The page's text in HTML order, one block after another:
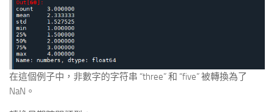
在這個例子中，非數字的字符串 “three” 和 “five” 被轉換為了
NaN。